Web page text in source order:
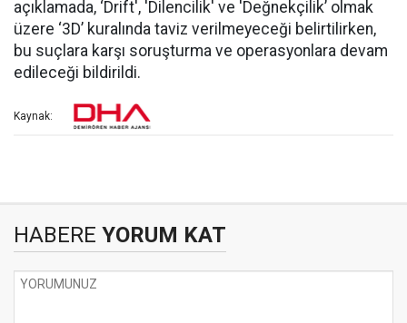
açıklamada, ‘Drift', 'Dilencilik' ve 'Değnekçilik’ olmak
üzere ‘3D’ kuralında taviz verilmeyeceği belirtilirken,
bu suçlara karşı soruşturma ve operasyonlara devam
edileceği bildirildi.
Kaynak:
HABERE YORUM KAT